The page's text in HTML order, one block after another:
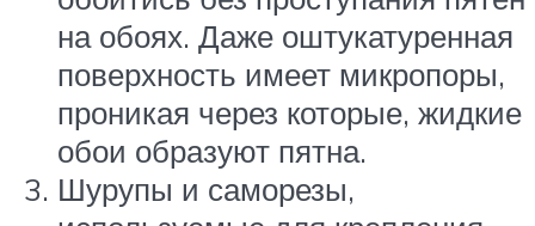
на обоях. Даже оштукатуренная
поверхность имеет микропоры,
проникая через которые, жидкие
обои образуют пятна.
Шурупы и саморезы,